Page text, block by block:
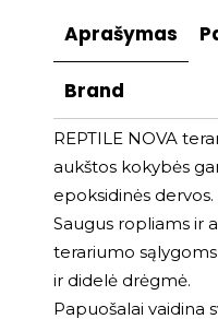
Aprašymas
Brand
REPTILE NOVA
aukštos kokybės
epoksidinės dervos.
Saugus ropliams ir
terariumo
ir didelė drėgmė.
Papuošalai vaidina